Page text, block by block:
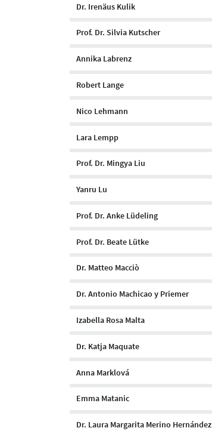
Dr. Irenäus Kulik
Prof. Dr. Silvia Kutscher
Annika Labrenz
Robert Lange
Nico Lehmann
Lara Lempp
Prof. Dr. Mingya Liu
Yanru Lu
Prof. Dr. Anke Lüdeling
Prof. Dr. Beate Lütke
Dr. Matteo Macciò
Dr. Antonio Machicao y Priemer
Izabella Rosa Malta
Dr. Katja Maquate
Anna Marklová
Emma Matanic
Dr. Laura Margarita Merino Hernández